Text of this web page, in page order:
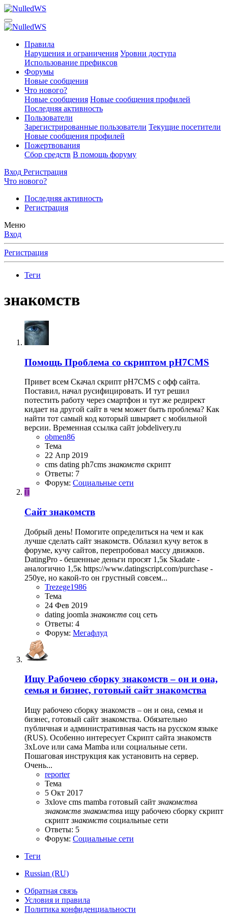
Правила
Нарушения и ограничения Уровни доступа
Использование префиксов
Форумы
Новые сообщения
Что нового?
Новые сообщения Новые сообщения профилей
Последняя активность
Пользователи
Зарегистрированные пользователи Текущие посетители
Новые сообщения профилей
Пожертвования
Сбор средств В помощь форуму
Вход Регистрация
Что нового?
Последняя активность
Регистрация
Меню
Вход
Регистрация
Теги
знакомств
Помощь Проблема со скриптом pH7CMS
Привет всем Скачал скрипт pH7CMS с офф сайта.
Поставил, начал русифицировать. И тут решил
потестить работу через смартфон и тут же редирект
кидает на другой сайт в чем может быть проблема? Как
найти тот самый код который швыряет с мобильной
версии. Временная ссылка сайт jobdelivery.ru
obmen86
Тема
22 Апр 2019
cms dating ph7cmsзнакомств скрипт
Ответы: 7
Форум: Социальные сети
T
Сайт знакомств
Добрый день! Помогите определиться на чем и как
лучше сделать сайт знакомств. Облазил кучу веток в
форуме, кучу сайтов, перепробовал массу движков.
DatingPro - бешенные деньги просят 1,5к Skadate -
аналогично 1,5к https://www.datingscript.com/purchase -
250уе, но какой-то он грустный совсем...
Trezege1986
Тема
24 Фев 2019
dating joomlaзнакомств соц сеть
Ответы: 4
Форум: Мегафлуд
Ищу Рабочею сборку знакомств – он и она,
семья и бизнес, готовый сайт знакомства
Ищу рабочею сборку знакомств – он и она, семья и
бизнес, готовый сайт знакомства. Обязательно
публичная и административная часть на русском языке
(RUS). Особенно интересует Скрипт сайта знакомств
3xLove или сама Mamba или социальные сети.
Пошаговая инструкция как установить на сервер.
Очень...
reporter
Тема
5 Окт 2017
3xlove cms mamba готовый сайтзнакомства
знакомств знакомства ищу рабочею сборку скрипт
скриптзнакомств социальные сети
Ответы: 5
Форум: Социальные сети
Теги
Russian (RU)
Обратная связь
Условия и правила
Политика конфиденциальности